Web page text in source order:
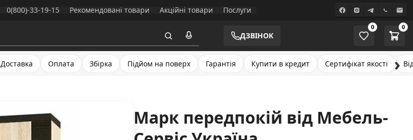
0(800)-33-19-15 Рекомендовані товари Акційні товари Послуги
ДЗВІНОК
0 0
Доставка Оплата Збірка Підйом на поверх Гарантія Купити в кредит Сертифікат якості ›
Марк передпокій від Мебель-